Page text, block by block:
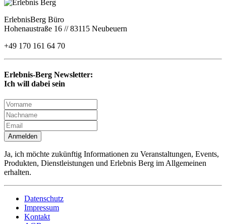
ErlebnisBerg Büro
Hohenaustraße 16 // 83115 Neubeuern
+49 170 161 64 70
Erlebnis-Berg Newsletter:
Ich will dabei sein
Anmelden
Ja, ich möchte zukünftig Informationen zu Veranstaltungen, Events,
Produkten, Dienstleistungen und Erlebnis Berg im Allgemeinen
erhalten.
Datenschutz
Impressum
Kontakt